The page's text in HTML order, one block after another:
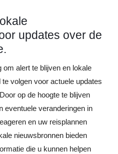
updates over de
om alert te blijven en lokale
volgen voor actuele updates
op de hoogte te blijven
eventuele veranderingen in
en uw reisplannen
nieuwsbronnen bieden
die u kunnen helpen